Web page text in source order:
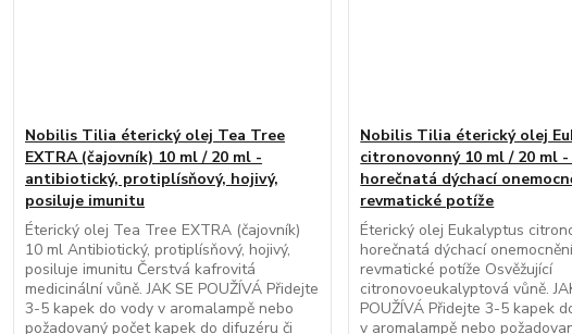
Nobilis Tilia éterický olej Tea Tree
EXTRA (čajovník) 10 ml / 20 ml -
antibiotický, protiplísňový, hojivý,
posiluje imunitu
Éterický olej Tea Tree EXTRA (čajovník)
10 ml Antibiotický, protiplísňový, hojivý,
posiluje imunitu Čerstvá kafrovitá
medicinální vůně. JAK SE POUŽÍVÁ Přidejte
3-5 kapek do vody v aromalampě nebo
požadovaný počet kapek do difuzéru či
Nobilis Tilia éterický olej
citronovonný 10 ml / 20 ml -
horečnatá dýchací
revmatické potíže
Éterický olej Eukalyptus
horečnatá dýchací
revmatické potíže Osvěžující
citronovoeukalyptová vůně.
POUŽÍVÁ Přidejte 3-5 kapek
v aromalampě nebo